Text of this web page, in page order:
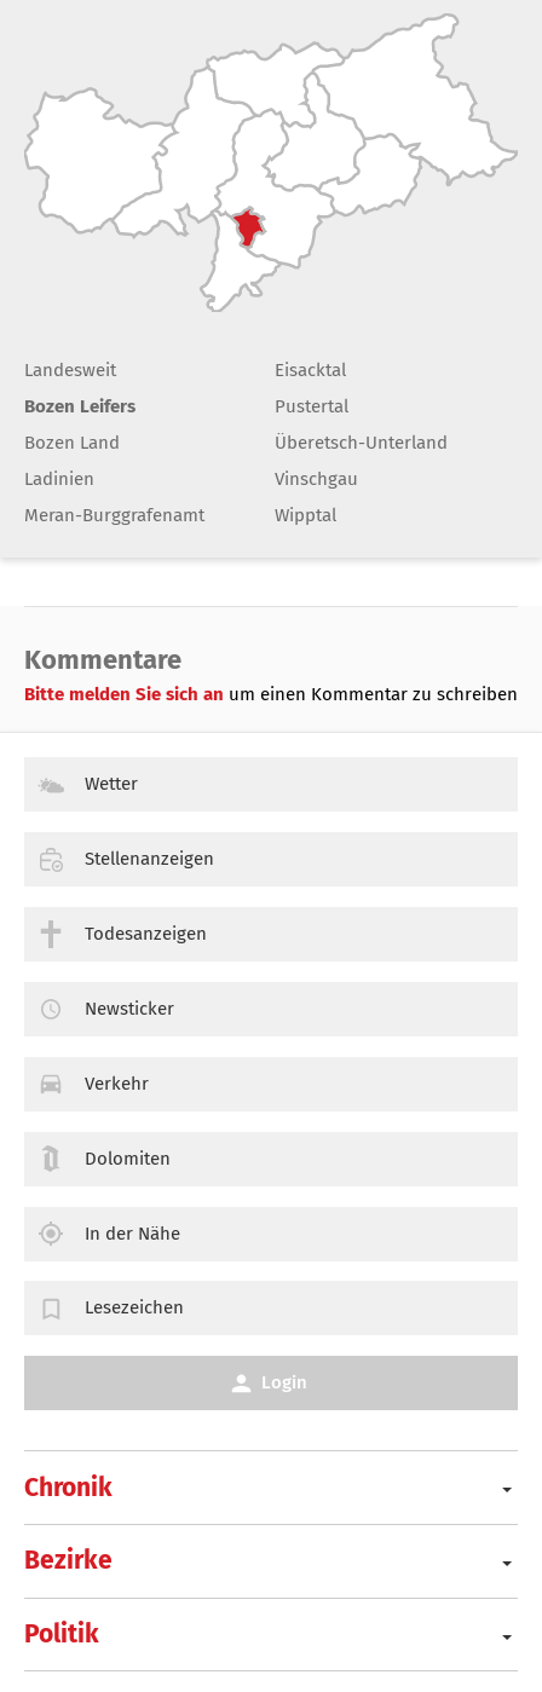
Landesweit
Bozen Leifers
Bozen Land
Ladinien
Meran-Burggrafenamt
Eisacktal
Pustertal
Überetsch-Unterland
Vinschgau
Wipptal
Kommentare
Bitte melden Sie sich an um einen Kommentar zu schreiben
Chronik
Bezirke
Politik
Wetter
Stellenanzeigen
Todesanzeigen
Newsticker
Verkehr
Dolomiten
In der Nähe
Lesezeichen
Login